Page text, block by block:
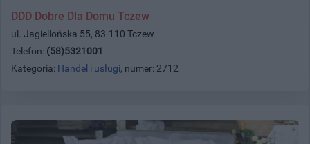
DDD Dobre Dla Domu Tczew
ul. Jagiellońska 55, 83-110 Tczew
Telefon: (58)5321001
Kategoria: Handel i usługi, numer: 2712